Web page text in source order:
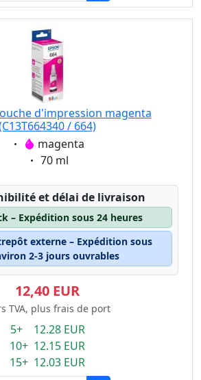
d'impression magenta
/ 664)
Eigenschaft:
magenta
Eigenschaft:
70 ml
et délai de livraison
– Expédition sous 24 heures
externe – Expédition sous
2-3 jours ouvrables
12,40 EUR
TVA, plus frais de port
5+ 12.28 EUR
10+ 12.15 EUR
15+ 12.03 EUR